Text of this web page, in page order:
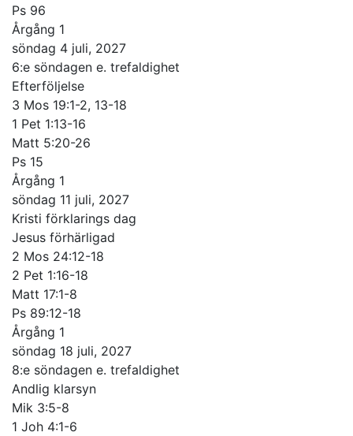
Ps 96
Årgång 1
söndag 4 juli, 2027
6:e söndagen e. trefaldighet
Efterföljelse
3 Mos 19:1-2, 13-18
1 Pet 1:13-16
Matt 5:20-26
Ps 15
Årgång 1
söndag 11 juli, 2027
Kristi förklarings dag
Jesus förhärligad
2 Mos 24:12-18
2 Pet 1:16-18
Matt 17:1-8
Ps 89:12-18
Årgång 1
söndag 18 juli, 2027
8:e söndagen e. trefaldighet
Andlig klarsyn
Mik 3:5-8
1 Joh 4:1-6